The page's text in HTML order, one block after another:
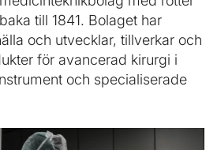
till 1841. Bolaget har
och utvecklar, tillverkar och
för avancerad kirurgi i
och specialiserade